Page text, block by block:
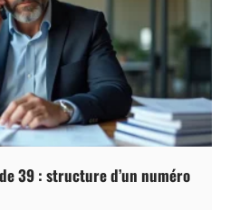
39 : structure d’un numéro